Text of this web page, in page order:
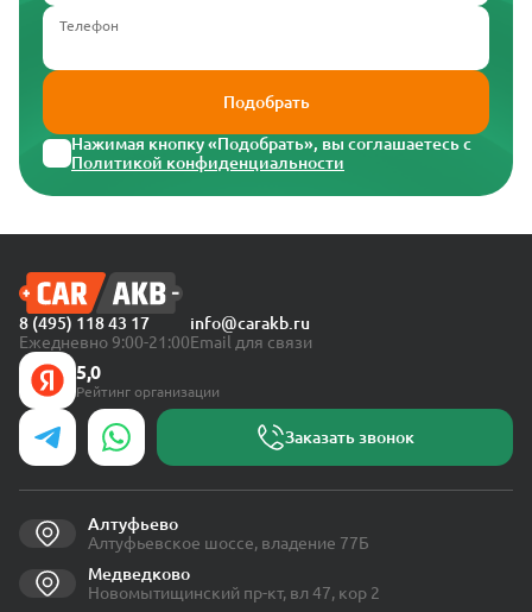
Телефон
Подобрать
Нажимая кнопку «Подобрать», вы соглашаетесь с
Политикой конфиденциальности
8 (495) 118 43 17
Ежедневно 9:00-21:00
info@carakb.ru
Email для связи
5,0
Рейтинг организации
Заказать звонок
Алтуфьево
Алтуфьевское шоссе, владение 77Б
Медведково
Новомытищинский пр-кт, вл 47, кор 2